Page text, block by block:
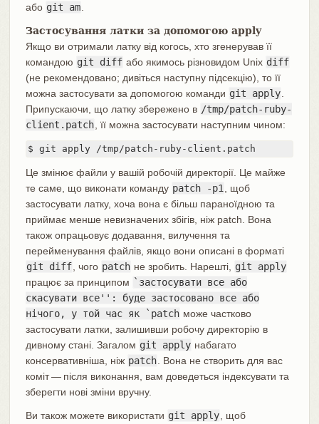
або git am
Застосування латки за допомогою apply
Якщо ви отримали латку від когось, хто згенерував її
командою git diff або якимось різновидом Unix diff
(не рекомендовано; дивіться наступну підсекцію), то її
можна застосувати за допомогою команди git apply
Припускаючи, що латку збережено в /tmp/patch-ruby-
client.patch , її можна застосувати наступним чином:
$ git apply /tmp/patch-ruby-client.patch
Це змінює файли у вашій робочій директорії. Це майже
те саме, що виконати команду patch -p1
, щоб
застосувати латку, хоча вона є більш параноїдною та
приймає менше невизначених збігів, ніж patch. Вона
також опрацьовує додавання, вилучення та
перейменування файлів, якщо вони описані в форматі
git diff , чого patch не зробить. Нарешті,
git apply
працює за принципом `застосувати все або
скасувати все'': буде застосовано все або
нічого, у той час як `patch може частково
застосувати латки, залишивши робочу директорію в
дивному стані. Загалом git apply набагато
консервативніша, ніж patch . Вона не створить для вас
коміт — після виконання, вам доведеться індексувати та
зберегти нові зміни вручну.
Ви також можете використати git apply , щоб